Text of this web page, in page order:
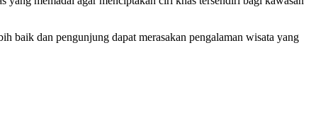
baik dan pengunjung dapat merasakan pengalaman wisata yang